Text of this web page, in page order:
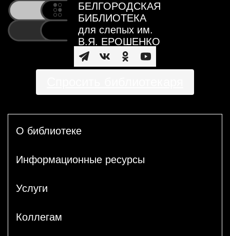
БЕЛГОРОДСКАЯ
БИБЛИОТЕКА
для слепых им.
В.Я. ЕРОШЕНКО
О библиотеке
Информационные ресурсы
Услуги
Коллегам